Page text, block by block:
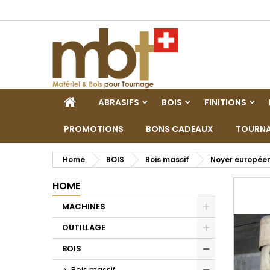
HOMEABRASIFS BOIS FINITIONS
PROMOTIONS BONS CADEAUX
Home BOIS Bois massif Noyer
HOME
MACHINES
Toggle
OUTILLAGE
Toggle
BOIS
Toggle